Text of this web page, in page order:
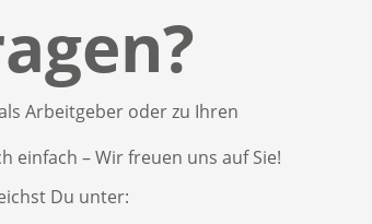
Arbeitgeber oder zu Ihren
einfach – Wir freuen uns auf Sie!
Du unter: